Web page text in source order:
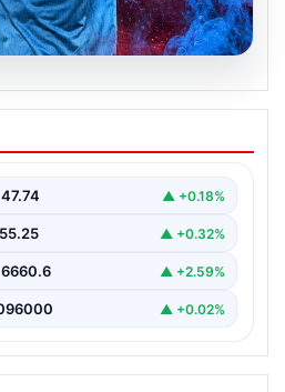
Trabzonspor
47.74 ▲ +0.18%
55.25 ▲ +0.32%
6660.6 ▲ +2.59%
▲ +0.02%